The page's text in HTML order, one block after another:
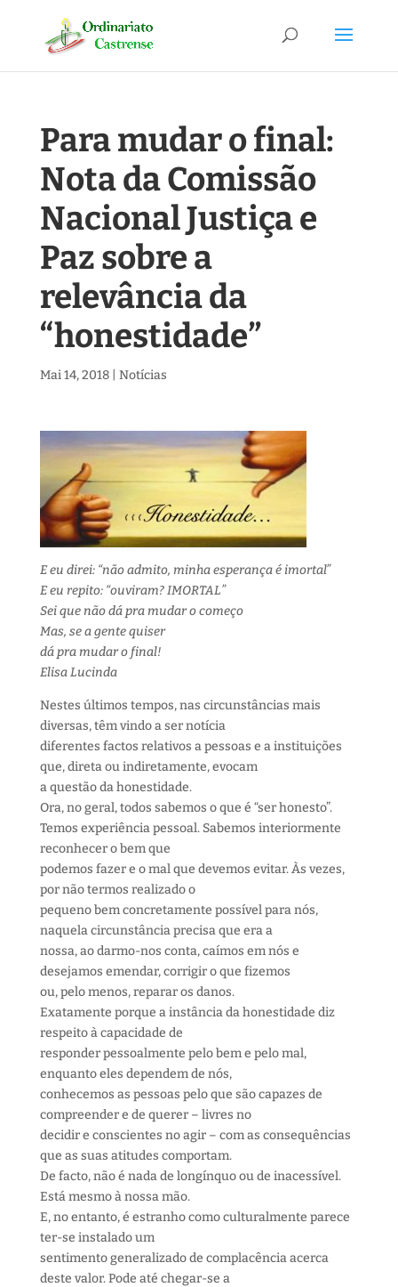
Para mudar o final:
Nota da Comissão
Nacional Justiça e
Paz sobre a
relevância da
“honestidade”
Mai 14, 2018| Notícias
E eu direi: “não admito, minha esperança é imortal”
E eu repito: “ouviram? IMORTAL”
Sei que não dá pra mudar o começo
Mas, se a gente quiser
dá pra mudar o final!
Elisa Lucinda
Nestes últimos tempos, nas circunstâncias mais
diversas, têm vindo a ser notícia
diferentes factos relativos a pessoas e a instituições
que, direta ou indiretamente, evocam
a questão da honestidade.
Ora, no geral, todos sabemos o que é “ser honesto”.
Temos experiência pessoal. Sabemos interiormente
reconhecer o bem que
podemos fazer e o mal que devemos evitar. Às vezes,
por não termos realizado o
pequeno bem concretamente possível para nós,
naquela circunstância precisa que era a
nossa, ao darmo-nos conta, caímos em nós e
desejamos emendar, corrigir o que fizemos
ou, pelo menos, reparar os danos.
Exatamente porque a instância da honestidade diz
respeito à capacidade de
responder pessoalmente pelo bem e pelo mal,
enquanto eles dependem de nós,
conhecemos as pessoas pelo que são capazes de
compreender e de querer – livres no
decidir e conscientes no agir – com as consequências
que as suas atitudes comportam.
De facto, não é nada de longínquo ou de inacessível.
Está mesmo à nossa mão.
E, no entanto, é estranho como culturalmente parece
ter-se instalado um
sentimento generalizado de complacência acerca
deste valor. Pode até chegar-se a